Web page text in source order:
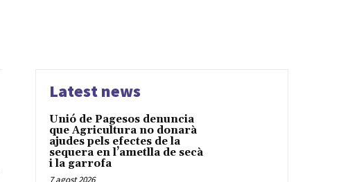
Latest news
Unió de Pagesos denuncia
que Agricultura no donarà
ajudes pels efectes de la
sequera en l’ametlla de secà
i la garrofa